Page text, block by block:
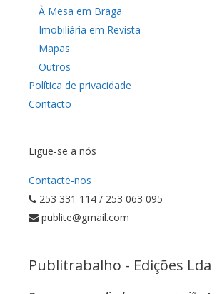
À Mesa em Braga
Imobiliária em Revista
Mapas
Outros
Política de privacidade
Contacto
Ligue-se a nós
Contacte-nos
253 331 114 / 253 063 095
publite@gmail.com
Publitrabalho - Edições Lda